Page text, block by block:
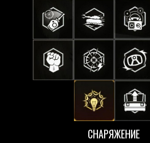
СНАРЯЖЕНИЕ